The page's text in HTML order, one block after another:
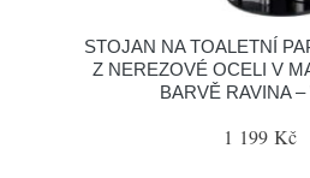
STOJAN NA TOALETNÍ
Z NEREZOVÉ OCELI V
BARVĚ RAVINA
1 199 Kč